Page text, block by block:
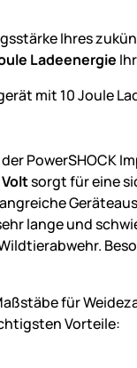
Ihres
Ladeenergie
mit 10 Joule
PowerSHOCK
sorgt für eine
lange und
für
Vorteile: